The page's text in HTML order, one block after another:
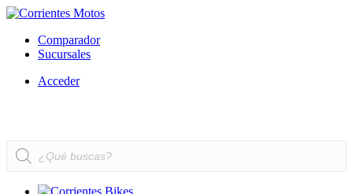
Comparador
Sucursales
Acceder
Búsqueda
de
productos